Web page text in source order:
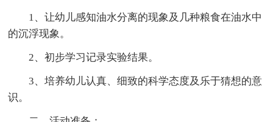
1、让幼儿感知油水分离的现象及几种粮食在油水中
的沉浮现象。
2、初步学习记录实验结果。
3、培养幼儿认真、细致的科学态度及乐于猜想的意
识。